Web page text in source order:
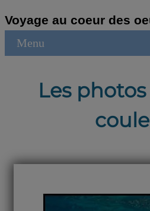
Voyage au coeur des
Menu
Les